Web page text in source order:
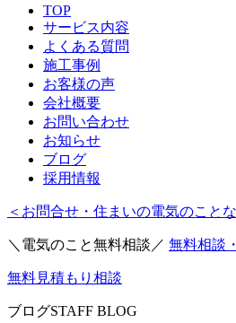
TOP
サービス内容
よくある質問
施工事例
お客様の声
会社概要
お問い合わせ
お知らせ
ブログ
採用情報
＜お問合せ・住まいの電気のこと
＼電気のこと無料相談／ 無料相談
無料見積もり相談
ブログSTAFF BLOG